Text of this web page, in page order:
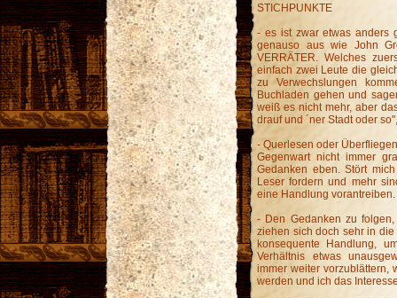
STICHPUNKTE
- es ist zwar etwas anders
genauso aus wie John
VERRÄTER. Welches
einfach zwei Leute die
zu Verwechslungen
Buchladen gehen und
weiß es nicht mehr, aber
drauf und ´ner Stadt oder
- Querlesen oder
Gegenwart nicht immer
Gedanken eben. Stört
Leser fordern und mehr
eine Handlung vorantreiben.
- Den Gedanken zu
ziehen sich doch sehr in
konsequente Handlung,
Verhältnis etwas
immer weiter vorzublättern,
werden und ich das